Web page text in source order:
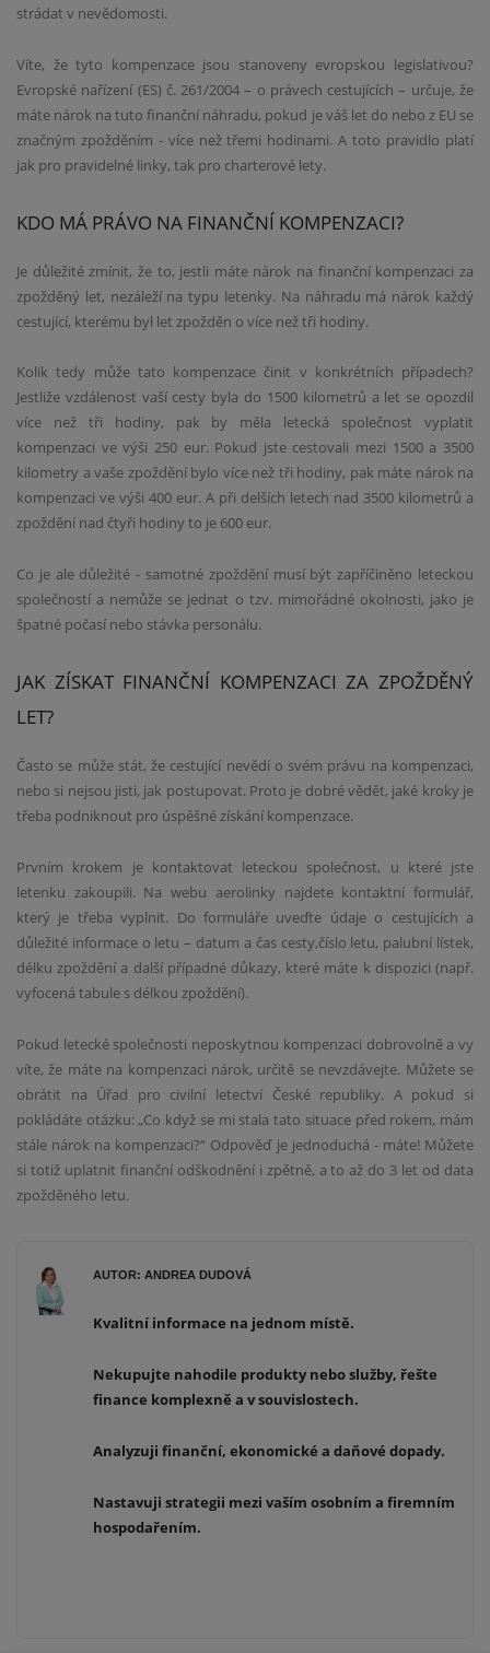
strádat v nevědomosti.
Víte, že tyto kompenzace jsou stanoveny evropskou legislativou?
Evropské nařízení (ES) č. 261/2004 – o právech cestujících – určuje, že
máte nárok na tuto finanční náhradu, pokud je váš let do nebo z EU se
značným zpožděním - více než třemi hodinami. A toto pravidlo platí
jak pro pravidelné linky, tak pro charterové lety.
KDO MÁ PRÁVO NA FINANČNÍ KOMPENZACI?
Je důležité zmínit, že to, jestli máte nárok na finanční kompenzaci za
zpožděný let, nezáleží na typu letenky. Na náhradu má nárok každý
cestující, kterému byl let zpožděn o více než tři hodiny.
Kolik tedy může tato kompenzace činit v konkrétních případech?
Jestliže vzdálenost vaší cesty byla do 1500 kilometrů a let se opozdil
více než tři hodiny, pak by měla letecká společnost vyplatit
kompenzaci ve výši 250 eur. Pokud jste cestovali mezi 1500 a 3500
kilometry a vaše zpoždění bylo více než tři hodiny, pak máte nárok na
kompenzaci ve výši 400 eur. A při delších letech nad 3500 kilometrů a
zpoždění nad čtyři hodiny to je 600 eur.
Co je ale důležité - samotné zpoždění musí být zapříčiněno leteckou
společností a nemůže se jednat o tzv. mimořádné okolnosti, jako je
špatné počasí nebo stávka personálu.
JAK ZÍSKAT FINANČNÍ KOMPENZACI ZA ZPOŽDĚNÝ
LET?
Často se může stát, že cestující nevědí o svém právu na kompenzaci,
nebo si nejsou jisti, jak postupovat. Proto je dobré vědět, jaké kroky je
třeba podniknout pro úspěšné získání kompenzace.
Prvním krokem je kontaktovat leteckou společnost, u které jste
letenku zakoupili. Na webu aerolinky najdete kontaktní formulář,
který je třeba vyplnit. Do formuláře uveďte údaje o cestujících a
důležité informace o letu – datum a čas cesty,číslo letu, palubní lístek,
délku zpoždění a další případné důkazy, které máte k dispozici (např.
vyfocená tabule s délkou zpoždění).
Pokud letecké společnosti neposkytnou kompenzaci dobrovolně a vy
víte, že máte na kompenzaci nárok, určitě se nevzdávejte. Můžete se
obrátit na Úřad pro civilní letectví České republiky. A pokud si
pokládáte otázku: „Co když se mi stala tato situace před rokem, mám
stále nárok na kompenzaci?“ Odpověď je jednoduchá - máte! Můžete
si totiž uplatnit finanční odškodnění i zpětně, a to až do 3 let od data
zpožděného letu.
AUTOR: ANDREA DUDOVÁ
Kvalitní informace na jednom místě.
Nekupujte nahodile produkty nebo služby, řešte
finance komplexně a v souvislostech.
Analyzuji finanční, ekonomické a daňové dopady.
Nastavuji strategii mezi vaším osobním a firemním
hospodařením.